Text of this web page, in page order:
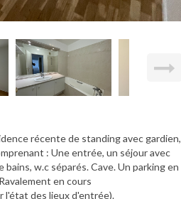
récente de standing avec gardien,
: Une entrée, un séjour avec
w.c séparés. Cave. Un parking en
en cours
l'état des lieux d'entrée).